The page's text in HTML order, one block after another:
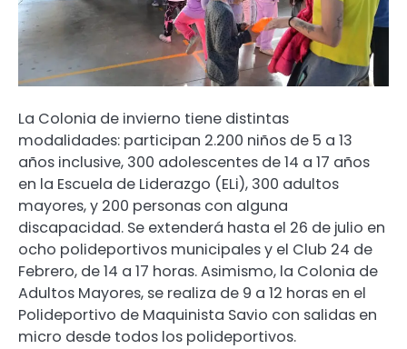
La Colonia de invierno tiene distintas
modalidades: participan 2.200 niños de 5 a 13
años inclusive, 300 adolescentes de 14 a 17 años
en la Escuela de Liderazgo (ELi), 300 adultos
mayores, y 200 personas con alguna
discapacidad. Se extenderá hasta el 26 de julio en
ocho polideportivos municipales y el Club 24 de
Febrero, de 14 a 17 horas. Asimismo, la Colonia de
Adultos Mayores, se realiza de 9 a 12 horas en el
Polideportivo de Maquinista Savio con salidas en
micro desde todos los polideportivos.